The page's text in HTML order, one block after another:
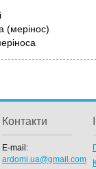
(мерінос)
Контакти
E-mail:
ardomi.ua@gmail.com